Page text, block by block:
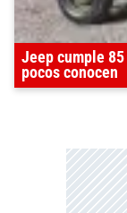
Jeep cumple
pocos conocen